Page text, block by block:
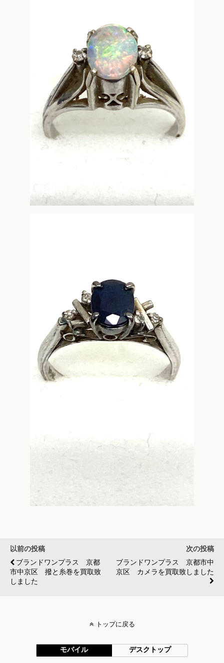
以前の投稿
ブランドワンプラス 京都
市中京区 撥と糸巻を買取致
しました
次の投稿
ブランドワンプラス 京都市中
京区 カメラを買取致しました
トップに戻る
モバイル デスクトップ